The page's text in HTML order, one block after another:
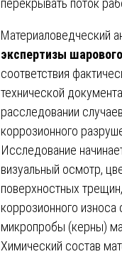
Материаловедческий
экспертизы
соответствия
технической
расследовании
коррозионного
Исследование
визуальный осмотр,
поверхностных
коррозионного
микропробы (керны)
Химический состав